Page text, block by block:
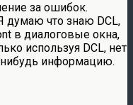
за ошибок.
думаю что знаю DCL,
в диалоговые окна,
используя DCL, нет
нибудь информацию.